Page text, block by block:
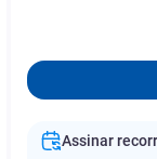
Assinar